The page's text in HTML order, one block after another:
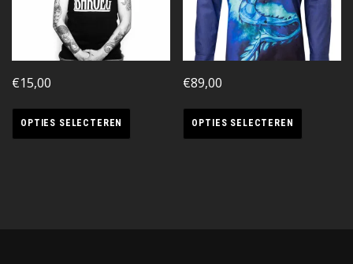
€15,00
OPTIES SELECTEREN
€89,00
OPTIES SELECTEREN